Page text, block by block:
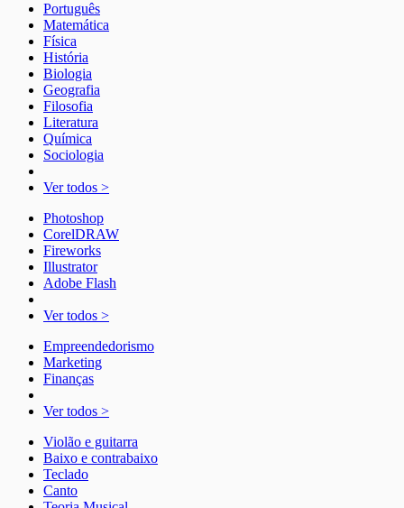
Português
Matemática
Física
História
Biologia
Geografia
Filosofia
Literatura
Química
Sociologia
Ver todos >
Photoshop
CorelDRAW
Fireworks
Illustrator
Adobe Flash
Ver todos >
Empreendedorismo
Marketing
Finanças
Ver todos >
Violão e guitarra
Baixo e contrabaixo
Teclado
Canto